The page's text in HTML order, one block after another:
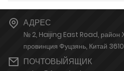
АДРЕС
№ 2, Haijing East Road, район
провинция Фуцзянь, Китай
ПОЧТОВЫЙЯЩИК